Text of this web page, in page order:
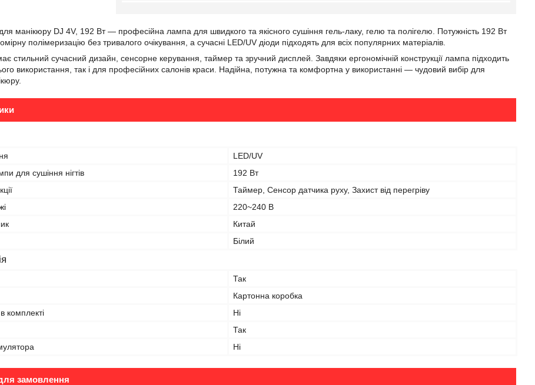
манікюру DJ 4V, 192 Вт — професійна лампа для швидкого та якісного сушіння гель-лаку, гелю та полігелю. Потужність 192 Вт
полімеризацію без тривалого очікування, а сучасні LED/UV діоди підходять для всіх популярних матеріалів.
стильний сучасний дизайн, сенсорне керування, таймер та зручний дисплей. Завдяки ергономічній конструкції лампа підходить
використання, так і для професійних салонів краси. Надійна, потужна та комфортна у використанні — чудовий вибір для
LED/UV
для сушіння нігтів
192 Вт
Таймер, Сенсор датчика руху, Захист від перегріву
220~240 В
Китай
Білий
Так
Картонна коробка
комплекті
Ні
Так
Ні
замовлення